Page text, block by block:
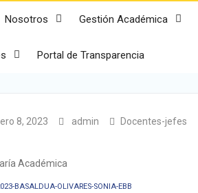
Nosotros Gestión Académica
Portal de Transparencia
8, 2023 admin Docentes-jefes
Académica
BASALDUA-OLIVARES-SONIA-EBB